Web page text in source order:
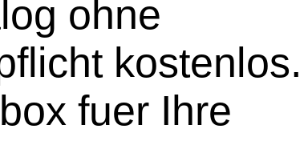
ohne
kostenlos.
fuer Ihre